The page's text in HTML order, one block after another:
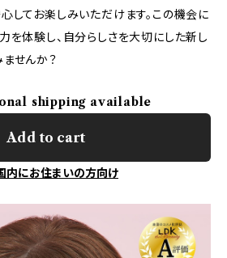
してお楽しみいただけます。この機会に
を体験し、自分らしさを大切にした新し
せんか？
shipping available
Add to cart
内にお住まいの方向け